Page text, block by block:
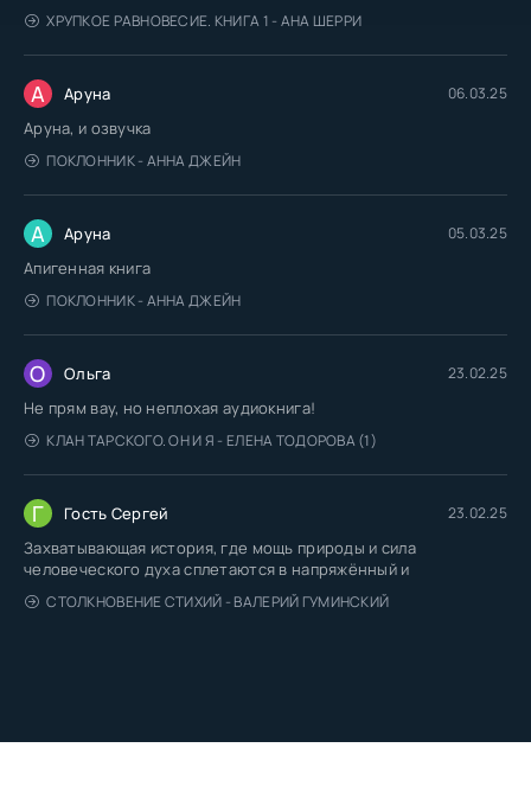
ХРУПКОЕ РАВНОВЕСИЕ. КНИГА 1 - АНА ШЕРРИ
А Аруна 06.03.25
Аруна, и озвучка
ПОКЛОННИК - АННА ДЖЕЙН
А Аруна 05.03.25
Апигенная книга
ПОКЛОННИК - АННА ДЖЕЙН
О Ольга 23.02.25
Не прям вау, но неплохая аудиокнига!
КЛАН ТАРСКОГО. ОН И Я - ЕЛЕНА ТОДОРОВА (1)
Г Гость Сергей 23.02.25
Захватывающая история, где мощь природы и сила
человеческого духа сплетаются в напряжённый и
СТОЛКНОВЕНИЕ СТИХИЙ - ВАЛЕРИЙ ГУМИНСКИЙ